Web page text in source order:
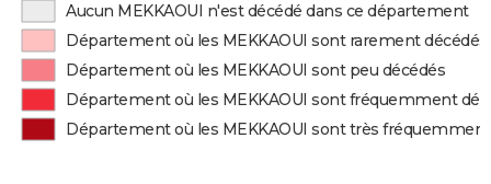
Aucun MEKKAOUI n'est décédé dans ce département
Département où les MEKKAOUI sont rarement décédés
Département où les MEKKAOUI sont peu décédés
Département où les MEKKAOUI sont fréquemment
Département où les MEKKAOUI sont très